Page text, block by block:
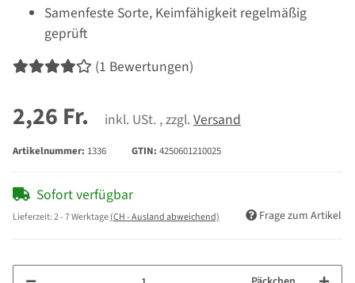
Samenfeste Sorte, Keimfähigkeit regelmäßig
geprüft
(1 Bewertungen)
2,26 Fr. inkl. USt. , zzgl. Versand
Artikelnummer: 1336 GTIN: 4250601210025
Sofort verfügbar
Lieferzeit:2 - 7 Werktage(CH - Ausland abweichend) Frage zum Artikel